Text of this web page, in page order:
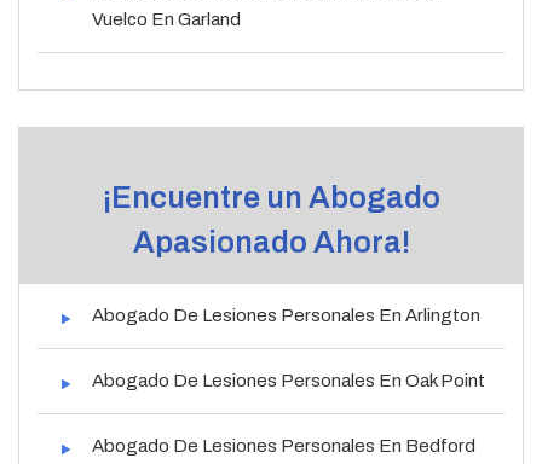
Vuelco En Garland
¡Encuentre un Abogado
Apasionado Ahora!
Abogado De Lesiones Personales En Arlington
Abogado De Lesiones Personales En Oak Point
Abogado De Lesiones Personales En Bedford